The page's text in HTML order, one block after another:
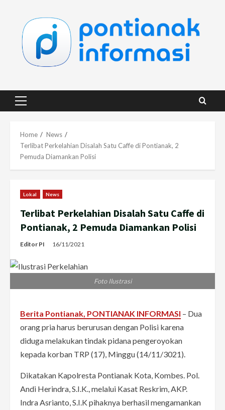
content
Primary
Home
News
Terlibat Perkelahian Disalah Satu Caffe di Pontianak, 2
Pemuda Diamankan Polisi
Lokal News
Terlibat Perkelahian Disalah Satu Caffe di
Pontianak, 2 Pemuda Diamankan Polisi
Editor PI 16/11/2021
Foto Ilustrasi
Berita Pontianak, PONTIANAK INFORMASI – Dua
orang pria harus berurusan dengan Polisi karena
diduga melakukan tindak pidana pengeroyokan
kepada korban TRP (17), Minggu (14/11/3021).
Dikatakan Kapolresta Pontianak Kota, Kombes. Pol.
Andi Herindra, S.I.K., melalui Kasat Reskrim, AKP.
Indra Asrianto, S.I.K pihaknya berhasil mengamankan